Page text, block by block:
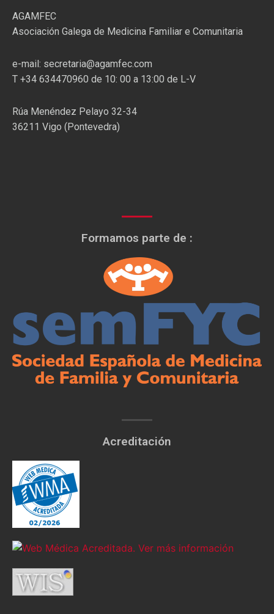
AGAMFEC
Asociación Galega de Medicina Familiar e Comunitaria
e-mail: secretaria@agamfec.com
T +34 634470960 de 10: 00 a 13:00 de L-V
Rúa Menéndez Pelayo 32-34
36211 Vigo (Pontevedra)
Formamos parte de :
Acreditación